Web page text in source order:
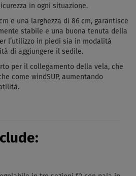
in ogni situazione.
e una larghezza di 86 cm, garantisce
stabile e una buona tenuta della
l’utilizzo in piedi sia in modalità
di aggiungere il sedile.
per il collegamento della vela, che
come windSUP, aumentando
massima di 15 psi.
ogni momento.
tavola: lunghezza: 372 cm,